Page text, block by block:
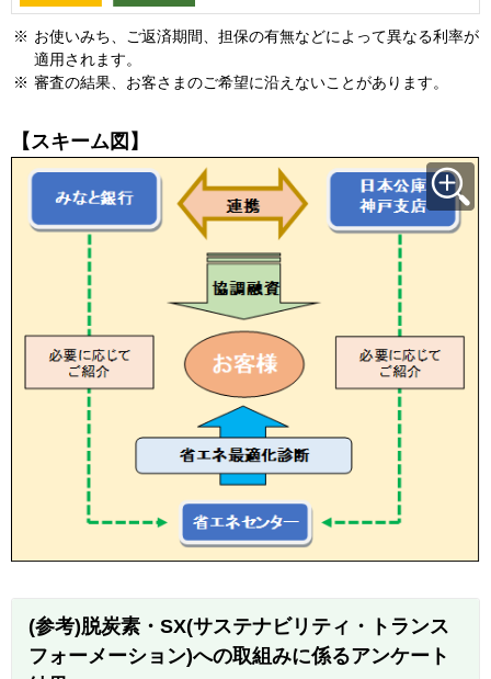
※ お使いみち、ご返済期間、担保の有無などによって異なる利率が
適用されます。
※ 審査の結果、お客さまのご希望に沿えないことがあります。
【スキーム図】
(参考)脱炭素・SX(サステナビリティ・トランス
フォーメーション)への取組みに係るアンケート